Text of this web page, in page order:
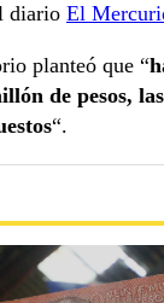
diario El
planteó que “
de pesos,
“.